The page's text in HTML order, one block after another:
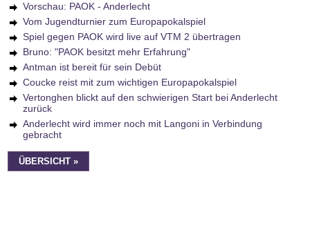
Vorschau: PAOK - Anderlecht
Vom Jugendturnier zum Europapokalspiel
Spiel gegen PAOK wird live auf VTM 2 übertragen
Bruno: "PAOK besitzt mehr Erfahrung"
Antman ist bereit für sein Debüt
Coucke reist mit zum wichtigen Europapokalspiel
Vertonghen blickt auf den schwierigen Start bei Anderlecht
zurück
Anderlecht wird immer noch mit Langoni in Verbindung
gebracht
ÜBERSICHT »